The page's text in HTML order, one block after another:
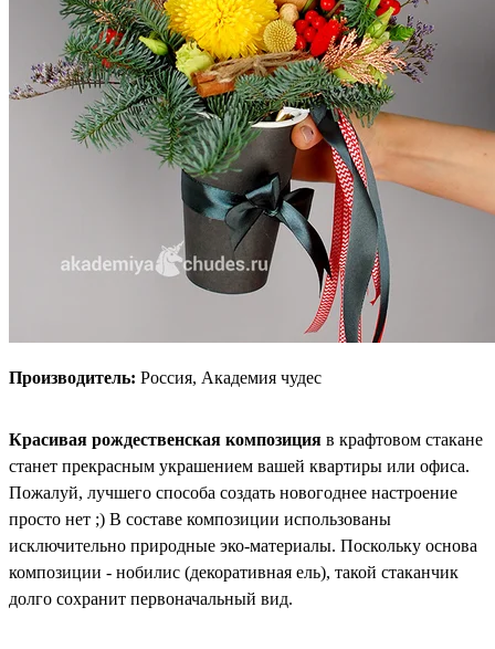
Производитель: Россия, Академия чудес
Красивая рождественская композиция в крафтовом стакане
станет прекрасным украшением вашей квартиры или офиса.
Пожалуй, лучшего способа создать новогоднее настроение
просто нет ;) В составе композиции использованы
исключительно природные эко-материалы. Поскольку основа
композиции - нобилис (декоративная ель), такой стаканчик
долго сохранит первоначальный вид.